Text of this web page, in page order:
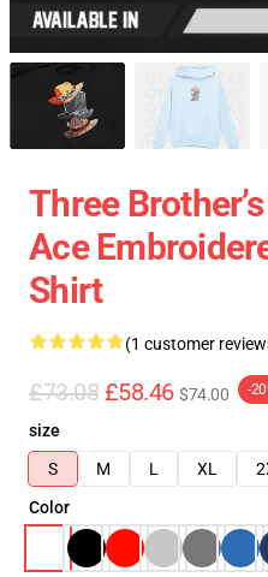
Three
Ace
Shirt
(1 customer
£73.08 £58.46 $74.00 -
size
S
M L XL
Color